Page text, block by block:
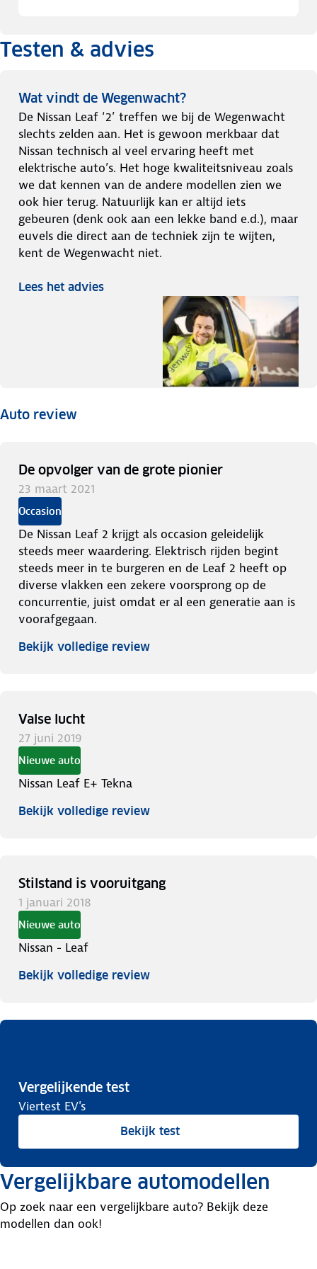
Testen & advies
Wat vindt de Wegenwacht?
De Nissan Leaf ‘2’ treffen we bij de Wegenwacht
slechts zelden aan. Het is gewoon merkbaar dat
Nissan technisch al veel ervaring heeft met
elektrische auto’s. Het hoge kwaliteitsniveau zoals
we dat kennen van de andere modellen zien we
ook hier terug. Natuurlijk kan er altijd iets
gebeuren (denk ook aan een lekke band e.d.), maar
euvels die direct aan de techniek zijn te wijten,
kent de Wegenwacht niet.
Lees het advies
Auto review
De opvolger van de grote pionier
23 maart 2021
Occasion
De Nissan Leaf 2 krijgt als occasion geleidelijk
steeds meer waardering. Elektrisch rijden begint
steeds meer in te burgeren en de Leaf 2 heeft op
diverse vlakken een zekere voorsprong op de
concurrentie, juist omdat er al een generatie aan is
voorafgegaan.
Bekijk volledige review
Valse lucht
27 juni 2019
Nieuwe auto
Nissan Leaf E+ Tekna
Bekijk volledige review
Stilstand is vooruitgang
1 januari 2018
Nieuwe auto
Nissan - Leaf
Bekijk volledige review
Vergelijkende test
Viertest EV's
Bekijk test
Vergelijkbare automodellen
Op zoek naar een vergelijkbare auto? Bekijk deze
modellen dan ook!